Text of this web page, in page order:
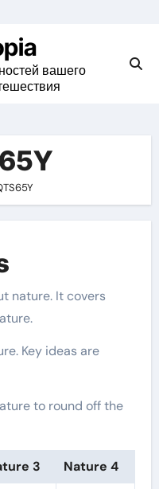
вашего
nature. It covers
Key ideas are
to round off the
3
Nature 4